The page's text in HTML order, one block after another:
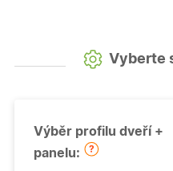
Vyberte
Výběr profilu dveří +
panelu: